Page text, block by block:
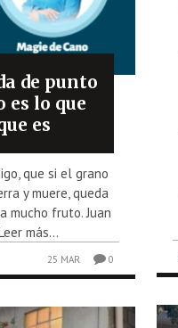
de punto
es lo que
es
que si el grano
y muere, queda
mucho fruto. Juan
más...
25 MAR 0